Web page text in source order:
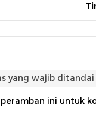
yang wajib ditandai
ini untuk